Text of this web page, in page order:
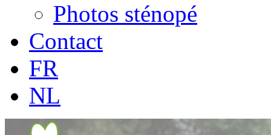
Photos sténopé
Contact
FR
NL